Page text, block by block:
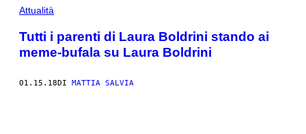
Attualità
Tutti i parenti di Laura Boldrini stando ai
meme-bufala su Laura Boldrini
01.15.18DI MATTIA SALVIA